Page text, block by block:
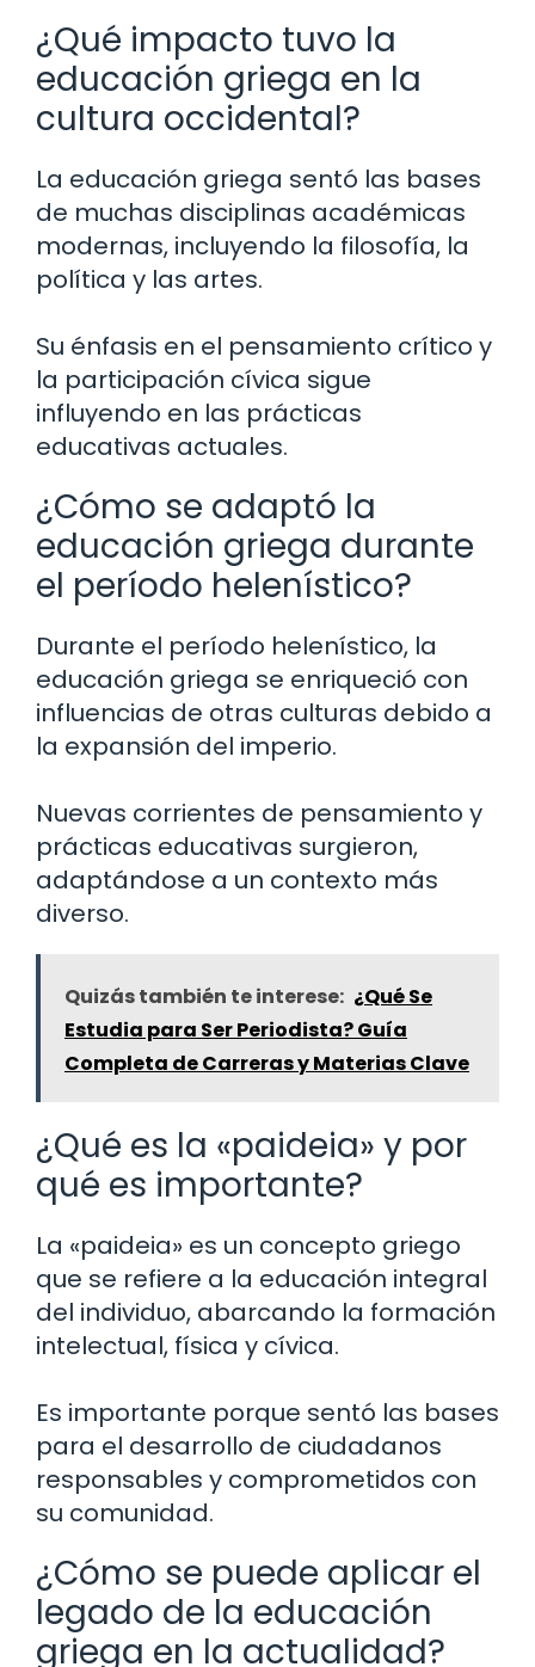
¿Qué impacto tuvo la
educación griega en la
cultura occidental?
La educación griega sentó las bases
de muchas disciplinas académicas
modernas, incluyendo la filosofía, la
política y las artes.
Su énfasis en el pensamiento crítico y
la participación cívica sigue
influyendo en las prácticas
educativas actuales.
¿Cómo se adaptó la
educación griega durante
el período helenístico?
Durante el período helenístico, la
educación griega se enriqueció con
influencias de otras culturas debido a
la expansión del imperio.
Nuevas corrientes de pensamiento y
prácticas educativas surgieron,
adaptándose a un contexto más
diverso.
Quizás también te interese: ¿Qué Se
Estudia para Ser Periodista? Guía
Completa de Carreras y Materias Clave
¿Qué es la «paideia» y por
qué es importante?
La «paideia» es un concepto griego
que se refiere a la educación integral
del individuo, abarcando la formación
intelectual, física y cívica.
Es importante porque sentó las bases
para el desarrollo de ciudadanos
responsables y comprometidos con
su comunidad.
¿Cómo se puede aplicar el
legado de la educación
griega en la actualidad?